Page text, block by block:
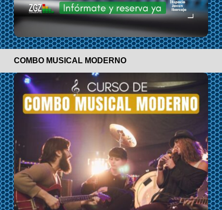
COMBO MUSICAL MODERNO